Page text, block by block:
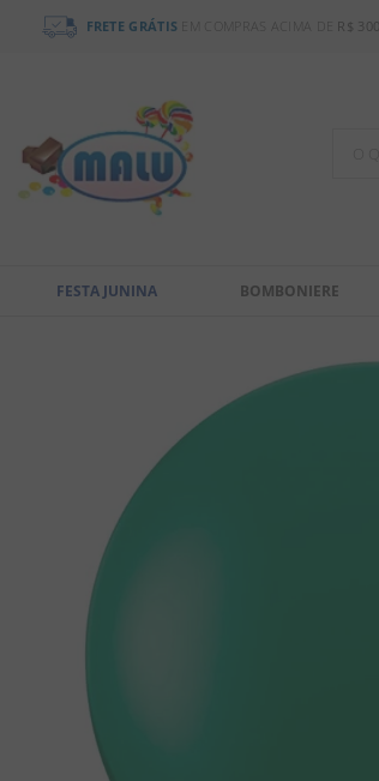
FRETE GRÁTIS EM COMPRAS ACIMA DE R$ 300
FESTA JUNINA BOMBONIERE
TERMOS MAIS BUSCADOS
2º
amendoim